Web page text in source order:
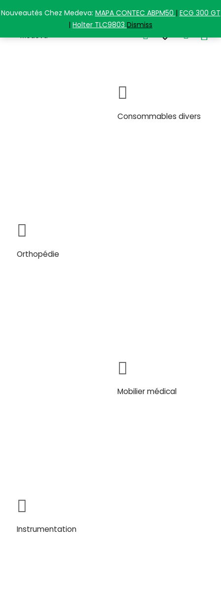
+213(0) 5 58 77 12 84
Consommables divers
Orthopédie
Mobilier médical
Instrumentation
Nouveautés Chez Medeva: MAPA CONTEC ABPM50 | ECG 300 GT
| Holter TLC9803 Dismiss